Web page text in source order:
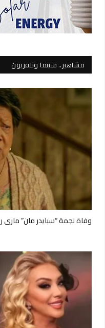
مشاهير.. سينما وتلفزيون
وفاة نجمة “سبايدر مان” ماري